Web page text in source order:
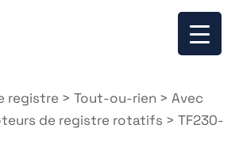
registre > Tout-ou-rien > Avec
de registre rotatifs > TF230-